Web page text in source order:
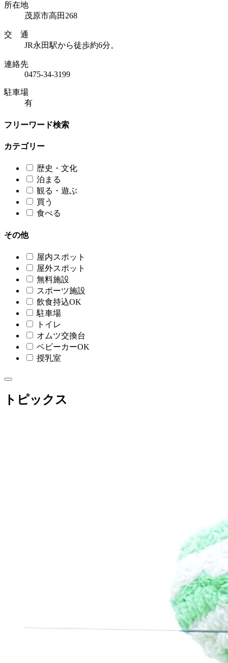
所在地
茂原市高田268
交 通
JR永田駅から徒歩約6分。
連絡先
0475-34-3199
駐車場
有
フリーワード検索
カテゴリー
歴史・文化
泊まる
観る・遊ぶ
買う
食べる
その他
屋内スポット
屋外スポット
無料施設
スポーツ施設
飲食持込OK
駐車場
トイレ
オムツ交換台
ベビーカーOK
授乳室
トピックス